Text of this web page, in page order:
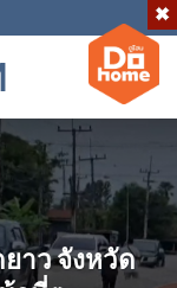
าว จังหวัด